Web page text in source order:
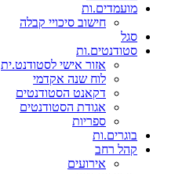
מועמדים.ות
חישוב סיכויי קבלה
סגל
סטודנטים.ות
אזור אישי לסטודנט.ית
לוח שנה אקדמי
דקאנט הסטודנטים
אגודת הסטודנטים
ספריות
בוגרים.ות
קהל רחב
אירועים